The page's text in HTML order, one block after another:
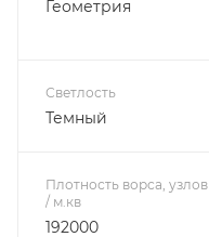
Геометрия
Светлость
Темный
Плотность ворса, узлов
/ м.кв
192000